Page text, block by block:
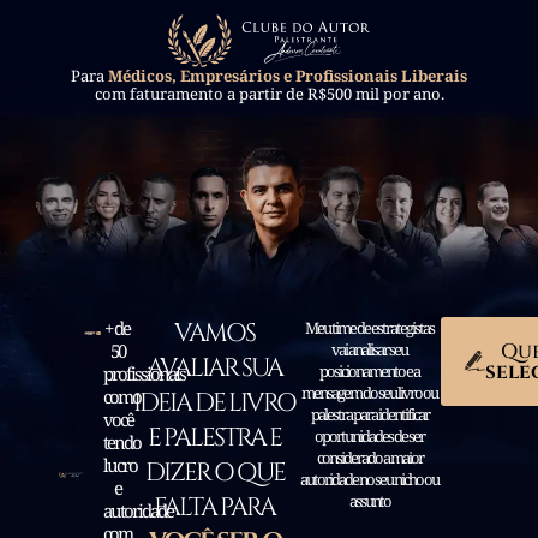
Para Médicos, Empresários e Profissionais Liberais
com faturamento a partir de R$500 mil por ano.
+ de
50
profissionais
como
você
tendo
lucro
e
autoridade
com
VAMOS
AVALIAR SUA
IDEIA DE LIVRO
E PALESTRA E
DIZER O QUE
FALTA PARA
Meu time de estrategistas
vai analisar seu
posicionamento e a
mensagem do seu livro ou
palestra para identificar
oportunidades de ser
considerado a maior
autoridade no seu nicho ou
assunto